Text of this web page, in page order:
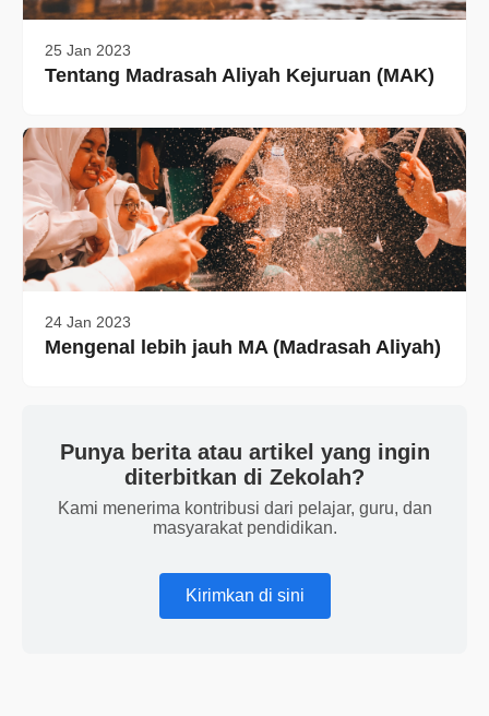
25 Jan 2023
Tentang Madrasah Aliyah Kejuruan (MAK)
24 Jan 2023
Mengenal lebih jauh MA (Madrasah Aliyah)
Punya berita atau artikel yang ingin
diterbitkan di Zekolah?
Kami menerima kontribusi dari pelajar, guru, dan
masyarakat pendidikan.
Kirimkan di sini